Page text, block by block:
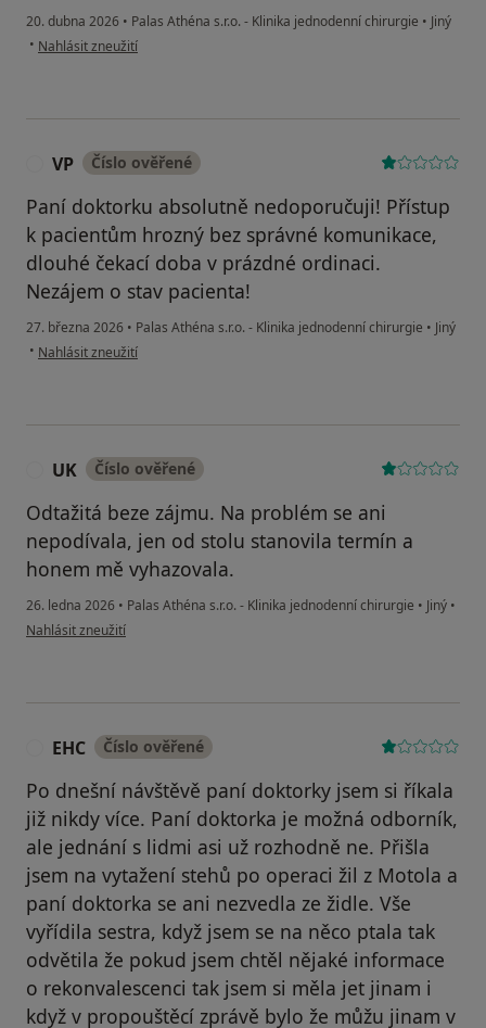
20. dubna 2026 • Palas Athéna s.r.o. - Klinika jednodenní chirurgie • Jiný
• podle názoru uživatele Petr
Nahlásit zneužití
VP Číslo ověřené
Paní doktorku absolutně nedoporučuji! Přístup
k pacientům hrozný bez správné komunikace,
dlouhé čekací doba v prázdné ordinaci.
Nezájem o stav pacienta!
27. března 2026 • Palas Athéna s.r.o. - Klinika jednodenní chirurgie • Jiný
• podle názoru uživatele VP
Nahlásit zneužití
UK Číslo ověřené
Odtažitá beze zájmu. Na problém se ani
nepodívala, jen od stolu stanovila termín a
honem mě vyhazovala.
26. ledna 2026 • Palas Athéna s.r.o. - Klinika jednodenní chirurgie • Jiný •
podle názoru uživatele UK
Nahlásit zneužití
EHC Číslo ověřené
Po dnešní návštěvě paní doktorky jsem si říkala
již nikdy více. Paní doktorka je možná odborník,
ale jednání s lidmi asi už rozhodně ne. Přišla
jsem na vytažení stehů po operaci žil z Motola a
paní doktorka se ani nezvedla ze židle. Vše
vyřídila sestra, když jsem se na něco ptala tak
odvětila že pokud jsem chtěl nějaké informace
o rekonvalescenci tak jsem si měla jet jinam i
když v propouštěcí zprávě bylo že můžu jinam v